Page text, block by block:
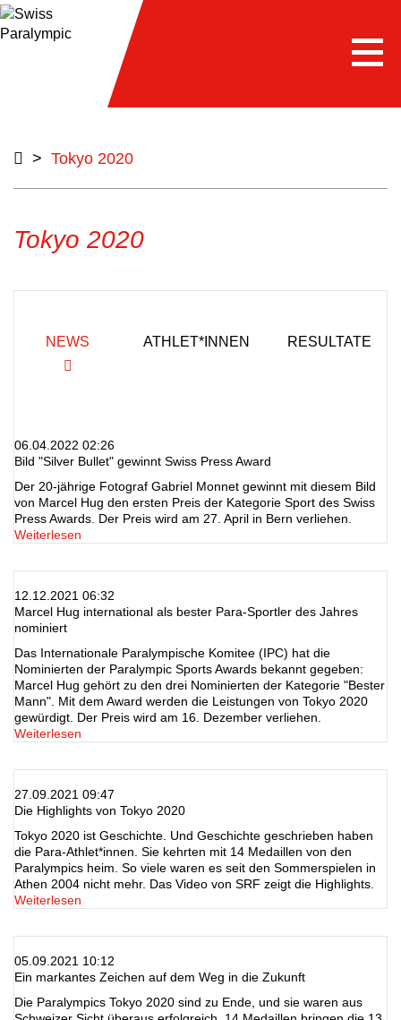
> Tokyo 2020
Tokyo 2020
NEWS ATHLET*INNEN RESULTATE
06.04.2022 02:26
Bild "Silver Bullet" gewinnt Swiss Press Award
Der 20-jährige Fotograf Gabriel Monnet gewinnt mit diesem Bild
von Marcel Hug den ersten Preis der Kategorie Sport des Swiss
Press Awards. Der Preis wird am 27. April in Bern verliehen.
Weiterlesen
12.12.2021 06:32
Marcel Hug international als bester Para-Sportler des Jahres
nominiert
Das Internationale Paralympische Komitee (IPC) hat die
Nominierten der Paralympic Sports Awards bekannt gegeben:
Marcel Hug gehört zu den drei Nominierten der Kategorie "Bester
Mann". Mit dem Award werden die Leistungen von Tokyo 2020
gewürdigt. Der Preis wird am 16. Dezember verliehen.
Weiterlesen
27.09.2021 09:47
Die Highlights von Tokyo 2020
Tokyo 2020 ist Geschichte. Und Geschichte geschrieben haben
die Para-Athlet*innen. Sie kehrten mit 14 Medaillen von den
Paralympics heim. So viele waren es seit den Sommerspielen in
Athen 2004 nicht mehr. Das Video von SRF zeigt die Highlights.
Weiterlesen
05.09.2021 10:12
Ein markantes Zeichen auf dem Weg in die Zukunft
Die Paralympics Tokyo 2020 sind zu Ende, und sie waren aus